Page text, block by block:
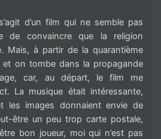
d’un film qui ne semble pas
de convaincre que la religion
Mais, à partir de la quarantième
et on tombe dans la propagande
car, au départ, le film me
La musique était intéressante,
les images donnaient envie de
être un peu trop carte postale,
bon joueur, moi qui n’est pas